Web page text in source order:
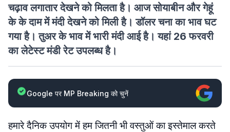
चढ़ाव लगातार देखने को मिलता है। आज सोयाबीन और गेहूं
के के दाम में मंदी देखने को मिली है। डॉलर चना का भाव घट
गया है। तुअर के भाव में भारी मंदी आई है। यहां 26 फरवरी
का लेटेस्ट मंडी रेट उपलब्ध है।
Google पर MP Breaking को चुनें
हमारे दैनिक उपयोग में हम जितनी भी वस्तुओं का इस्तेमाल करते